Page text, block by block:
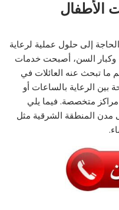
الأطفال
إلى حلول عملية لرعاية
وكبار السن، أصبحت خدمات
ما تبحث عنه العائلات في
بين الرعاية بالساعات أو
مراكز متخصصة. فيما يلي
المنطقة الشرقية مثل